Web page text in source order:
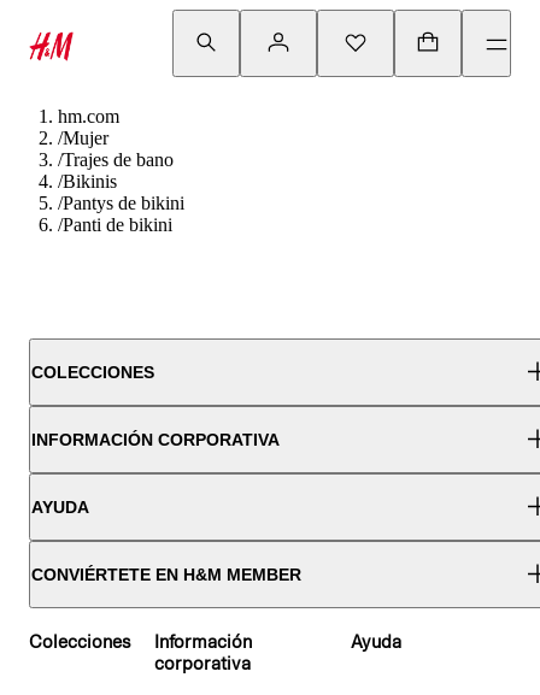
hm.com
/Mujer
/Trajes de bano
/Bikinis
/Pantys de bikini
/Panti de bikini
COLECCIONES
INFORMACIÓN CORPORATIVA
AYUDA
CONVIÉRTETE EN H&M MEMBER
Colecciones
Información
corporativa
Ayuda